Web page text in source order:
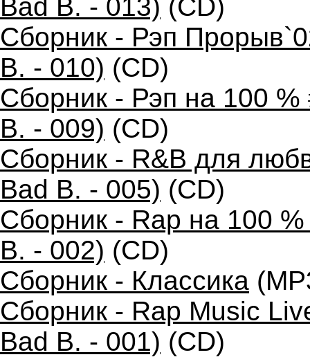
Bad B. - 013) (CD)
Сборник - Рэп
B. - 010) (CD)
Сборник - Рэп на 100
B. - 009) (CD)
Сборник - R&B для
Bad B. - 005) (CD)
Сборник - Rap на 100
B. - 002) (CD)
Сборник - Классика
Сборник - Rap Music
Bad B. - 001) (CD)